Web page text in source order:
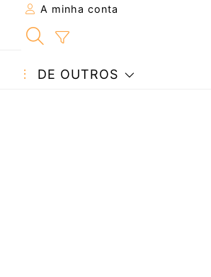
A minha conta
DE OUTROS